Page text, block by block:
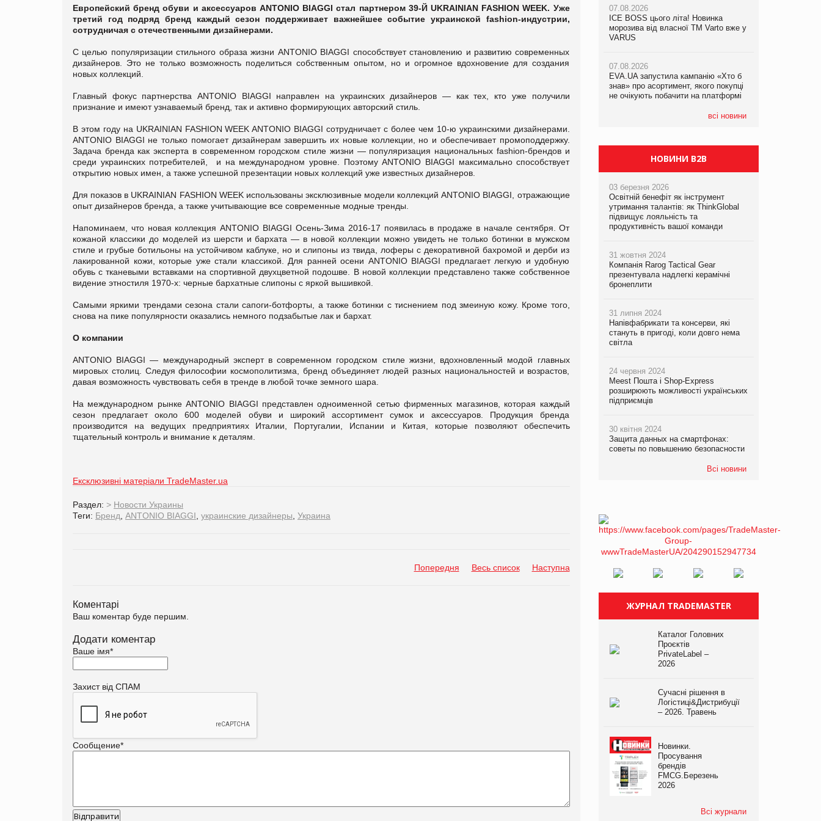
Европейский бренд обуви и аксессуаров ANTONIO BIAGGI стал партнером 39-Й UKRAINIAN FASHION WEEK. Уже
третий год подряд бренд каждый сезон поддерживает важнейшее событие украинской fashion-индустрии,
сотрудничая с отечественными дизайнерами.
С целью популяризации стильного образа жизни ANTONIO BIAGGI способствует становлению и развитию современных
дизайнеров. Это не только возможность поделиться собственным опытом, но и огромное вдохновение для создания
новых коллекций.
Главный фокус партнерства ANTONIO BIAGGI направлен на украинских дизайнеров — как тех, кто уже получили
признание и имеют узнаваемый бренд, так и активно формирующих авторский стиль.
В этом году на UKRAINIAN FASHION WEEK ANTONIO BIAGGI сотрудничает с более чем 10-ю украинскими дизайнерами.
ANTONIO BIAGGI не только помогает дизайнерам завершить их новые коллекции, но и обеспечивает промоподдержку.
Задача бренда как эксперта в современном городском стиле жизни — популяризация национальных fashion-брендов и
среди украинских потребителей, и на международном уровне. Поэтому ANTONIO BIAGGI максимально способствует
открытию новых имен, а также успешной презентации новых коллекций уже известных дизайнеров.
Для показов в UKRAINIAN FASHION WEEK использованы эксклюзивные модели коллекций ANTONIO BIAGGI, отражающие
опыт дизайнеров бренда, а также учитывающие все современные модные тренды.
Напоминаем, что новая коллекция ANTONIO BIAGGI Осень-Зима 2016-17 появилась в продаже в начале сентября. От
кожаной классики до моделей из шерсти и бархата — в новой коллекции можно увидеть не только ботинки в мужском
стиле и грубые ботильоны на устойчивом каблуке, но и слипоны из твида, лоферы с декоративной бахромой и дерби из
лакированной кожи, которые уже стали классикой. Для ранней осени ANTONIO BIAGGI предлагает легкую и удобную
обувь с тканевыми вставками на спортивной двухцветной подошве. В новой коллекции представлено также собственное
видение этностиля 1970-х: черные бархатные слипоны с яркой вышивкой.
Самыми яркими трендами сезона стали сапоги-ботфорты, а также ботинки с тиснением под змеиную кожу. Кроме того,
снова на пике популярности оказались немного подзабытые лак и бархат.
О компании
ANTONIO BIAGGI — международный эксперт в современном городском стиле жизни, вдохновленный модой главных
мировых столиц. Следуя философии космополитизма, бренд объединяет людей разных национальностей и возрастов,
давая возможность чувствовать себя в тренде в любой точке земного шара.
На международном рынке ANTONIO BIAGGI представлен одноименной сетью фирменных магазинов, которая каждый
сезон предлагает около 600 моделей обуви и широкий ассортимент сумок и аксессуаров. Продукция бренда
производится на ведущих предприятиях Италии, Португалии, Испании и Китая, которые позволяют обеспечить
тщательный контроль и внимание к деталям.
Ексклюзивні матеріали TradeMaster.ua
Раздел: > Новости Украины
Теги: Бренд ANTONIO BIAGGI украинские дизайнеры Украина
Попередня Весь список Наступна
Коментарі
Ваш коментар буде першим.
Додати коментар
Ваше імя*
Захист від СПАМ
Сообщение*
07.08.2026
ICE BOSS цього літа! Новинка
морозива від власної ТМ Varto вже у
VARUS
07.08.2026
EVA.UA запустила кампанію «Хто б
знав» про асортимент, якого покупці
не очікують побачити на платформі
всі новини
06.08.2026
Смачна новинка для хвостатих: у
VARUS з’явилися паучі Varto Paw
05.08.2026
Мережа супермаркетів VARUS купує
мережу магазинів формату
компанія налічуватиме 374 магазини
07.08.2026
Франція заборонила рекламні дзвінки
НОВИНИ B2B
03 березня 2026
Освітній бенефіт як інструмент
утримання талантів: як ThinkGlobal
підвищує лояльність та
продуктивність вашої команди
31 жовтня 2024
Компанія Rarog Tactical Gear
презентувала надлегкі керамічні
бронеплити
31 липня 2024
Напівфабрикати та консерви, які
стануть в пригоді, коли довго нема
світла
24 червня 2024
Meest Пошта і Shop-Express
розширюють можливості українських
підприємців
30 квітня 2024
Защита данных на смартфонах:
советы по повышению безопасности
Всі новини
ЖУРНАЛ TRADEMASTER
Каталог Головних
Проєктів
PrivateLabel –
2026
Сучасні рішення в
Логістиці&Дистрибуції
– 2026. Травень
Новинки.
Просування
брендів
FMCG.Березень
2026
Всі журнали